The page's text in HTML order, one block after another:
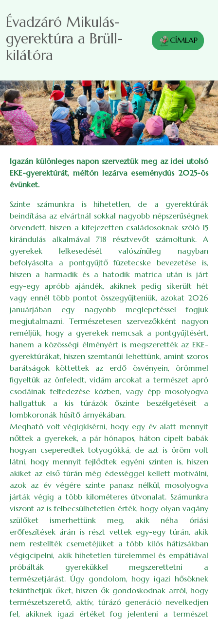
Évadzáró Mikulás-
gyerektúra a Brüll-
kilátóra
CÍMLAP
Igazán különleges napon szerveztük meg az idei utolsó
EKE-gyerektúrát, méltón lezárva eseménydús 2025-ös
évünket.
Szinte számunkra is hihetetlen, de a gyerektúrák
beindítása az elvártnál sokkal nagyobb népszerűségnek
örvendett, hiszen a kifejezetten családosoknak szóló 15
kirándulás alkalmával 718 résztvevőt számoltunk. A
gyerekek lelkesedését valószínűleg nagyban
befolyásolta a pontgyűjtő füzetecske bevezetése is,
hiszen a harmadik és a hatodik matrica után is járt
egy-egy apróbb ajándék, akiknek pedig sikerült hét
vagy ennél több pontot összegyűjteniük, azokat 2026
januárjában egy nagyobb meglepetéssel fogjuk
megjutalmazni. Természetesen szervezőkként nagyon
reméljük, hogy a gyerekek nemcsak a pontgyűjtésért,
hanem a közösségi élményért is megszerették az EKE-
gyerektúrákat, hiszen szemtanúi lehettünk, amint szoros
barátságok köttettek az erdő ösvényein, örömmel
figyeltük az önfeledt, vidám arcokat a természet apró
csodáinak felfedezése közben, vagy épp mosolyogva
hallgattuk a kis túrázók őszinte beszélgetéseit a
lombkoronák hűsítő árnyékában.
Megható volt végigkísérni, hogy egy év alatt mennyit
nőttek a gyerekek, a pár hónapos, háton cipelt babák
hogyan cseperedtek totyogókká, de azt is öröm volt
látni, hogy mennyit fejlődtek egyéni szinten is, hiszen
akiket az első túrán még édességgel kellett motiválni,
azok az év végére szinte panasz nélkül, mosolyogva
járták végig a több kilométeres útvonalat. Számunkra
viszont az is felbecsülhetetlen érték, hogy olyan vagány
szülőket ismerhettünk meg, akik néha óriási
erőfeszítések árán is részt vettek egy-egy túrán, akik
nem restellték csemetéjüket a több kilós hátizsákban
végigcipelni, akik hihetetlen türelemmel és empátiával
próbálták gyerekükkel megszerettetni a
természetjárást. Úgy gondolom, hogy igazi hősöknek
tekinthetjük őket, hiszen ők gondoskodnak arról, hogy
természetszerető, aktív, túrázó generáció nevelkedjen
fel, akiknek igazi értéket fog jelenteni a természet